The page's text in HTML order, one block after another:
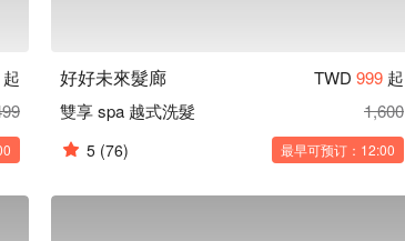
起
好好未來髮廊 TWD 999 起
雙享 spa 越式洗髮
1,600
5 (76) 最早可预订：12:00